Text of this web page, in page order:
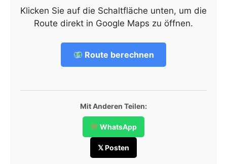
Klicken Sie auf die Schaltfläche unten, um die
Route direkt in Google Maps zu öffnen.
Route berechnen
Mit Anderen Teilen:
WhatsApp
𝕏 Posten